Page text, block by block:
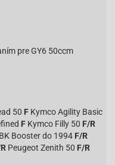
pre GY6 50ccm
50 F Kymco Agility Basic
F Kymco Filly 50 F/R
Booster do 1994 F/R
Peugeot Zenith 50 F/R